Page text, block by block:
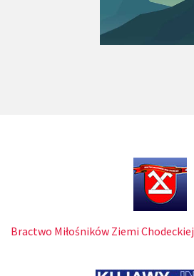
Bractwo Miłośników Ziemi Chodeckiej